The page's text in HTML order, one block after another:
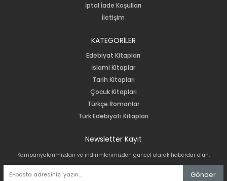
İptal İade Koşulları
İletişim
KATEGORİLER
Edebiyat Kitapları
İslami Kitaplar
Tarih Kitapları
Çocuk Kitapları
Türkçe Romanlar
Türk Edebiyatı Kitapları
Newsletter Kayıt
Kampanyalarımızdan ve indirimlerimizden güncel olarak haberdar olun.
Gönder